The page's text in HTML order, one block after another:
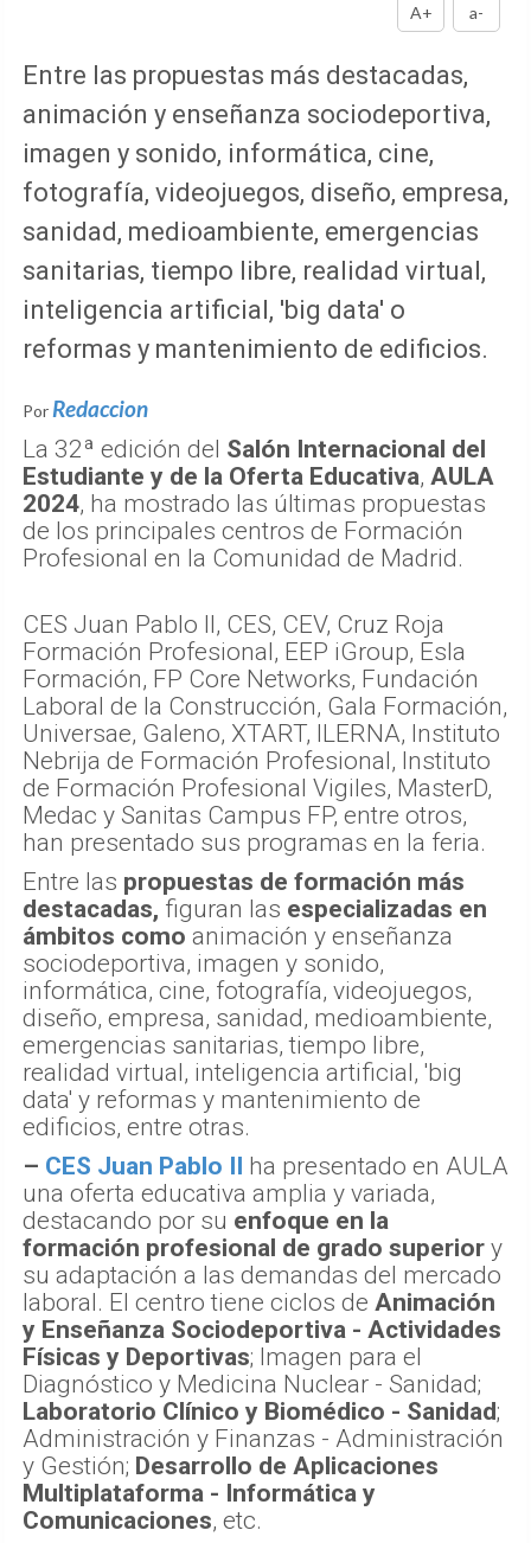
A+
a-
Entre las propuestas más destacadas,
animación y enseñanza sociodeportiva,
imagen y sonido, informática, cine,
fotografía, videojuegos, diseño, empresa,
sanidad, medioambiente, emergencias
sanitarias, tiempo libre, realidad virtual,
inteligencia artificial, 'big data' o
reformas y mantenimiento de edificios.
Por Redaccion
La 32ª edición del Salón Internacional del
Estudiante y de la Oferta Educativa, AULA
2024, ha mostrado las últimas propuestas
de los principales centros de Formación
Profesional en la Comunidad de Madrid.
CES Juan Pablo II, CES, CEV, Cruz Roja
Formación Profesional, EEP iGroup, Esla
Formación, FP Core Networks, Fundación
Laboral de la Construcción, Gala Formación,
Universae, Galeno, XTART, ILERNA, Instituto
Nebrija de Formación Profesional, Instituto
de Formación Profesional Vigiles, MasterD,
Medac y Sanitas Campus FP, entre otros,
han presentado sus programas en la feria.
Entre las propuestas de formación más
destacadas, figuran las especializadas en
ámbitos como animación y enseñanza
sociodeportiva, imagen y sonido,
informática, cine, fotografía, videojuegos,
diseño, empresa, sanidad, medioambiente,
emergencias sanitarias, tiempo libre,
realidad virtual, inteligencia artificial, 'big
data' y reformas y mantenimiento de
edificios, entre otras.
– CES Juan Pablo II ha presentado en AULA
una oferta educativa amplia y variada,
destacando por su enfoque en la
formación profesional de grado superior y
su adaptación a las demandas del mercado
laboral. El centro tiene ciclos de Animación
y Enseñanza Sociodeportiva - Actividades
Físicas y Deportivas; Imagen para el
Diagnóstico y Medicina Nuclear - Sanidad;
Laboratorio Clínico y Biomédico - Sanidad;
Administración y Finanzas - Administración
y Gestión; Desarrollo de Aplicaciones
Multiplataforma - Informática y
Comunicaciones, etc.